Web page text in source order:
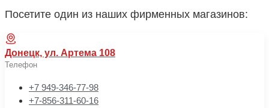
Посетите один из наших фирменных магазинов:
Донецк, ул. Артема 108
Телефон
+7 949-346-77-98
+7-856-311-60-16